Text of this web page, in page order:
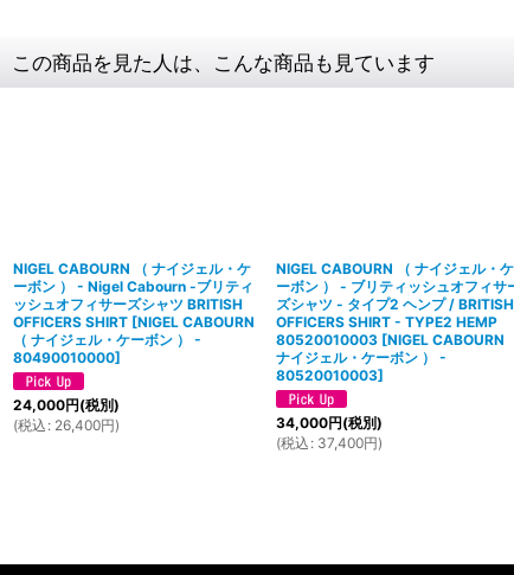
この商品を見た人は、こんな商品も見ています
NIGEL CABOURN （ ナイジェル・ケ
ーボン ） - Nigel Cabourn -ブリティ
ッシュオフィサーズシャツ BRITISH
OFFICERS SHIRT [NIGEL CABOURN
（ ナイジェル・ケーボン ） -
80490010000]
24,000円(税別)
(税込 : 26,400円)
NIGEL CABOURN （ ナイジェル・ケ
ーボン ） - ブリティッシュオフィサ
ズシャツ - タイプ2 ヘンプ / BRITISH
OFFICERS SHIRT - TYPE2 HEMP
80520010003 [NIGEL CABOURN
ナイジェル・ケーボン ） -
80520010003]
34,000円(税別)
(税込 : 37,400円)